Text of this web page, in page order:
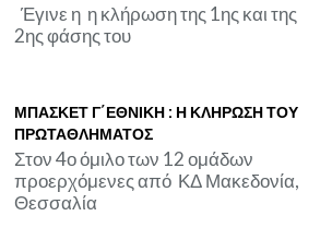
Έγινε η η κλήρωση της 1ης και της
2ης φάσης του
ΜΠΑΣΚΕΤ Γ΄ΕΘΝΙΚΗ : Η ΚΛΗΡΩΣΗ ΤΟΥ
ΠΡΩΤΑΘΛΗΜΑΤΟΣ
Στον 4ο όμιλο των 12 ομάδων
προερχόμενες από ΚΔ Μακεδονία,
Θεσσαλία